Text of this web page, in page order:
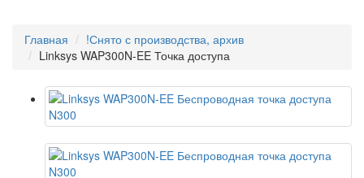
Главная
!Снято с производства, архив
Linksys WAP300N-EE Точка доступа